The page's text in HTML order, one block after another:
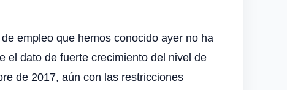
empleo que hemos conocido ayer no ha
el dato de fuerte crecimiento del nivel de
de 2017, aún con las restricciones